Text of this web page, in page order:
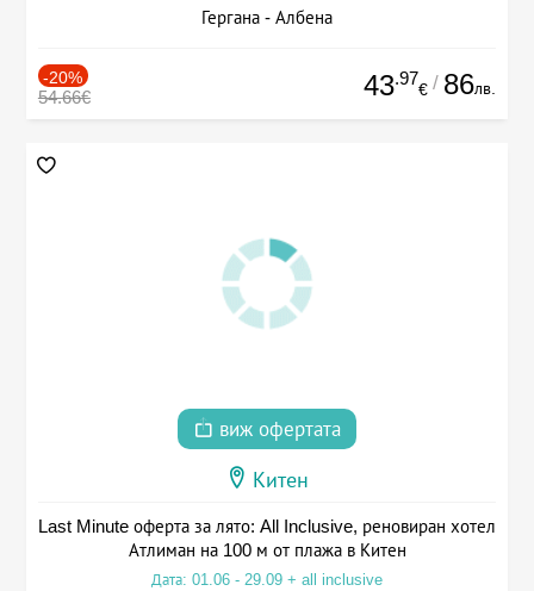
Гергана - Албена
-20%
54.66€ 43.97
€ / 86лв.
виж офертата
Китен
Last Minute оферта за лято: All Inclusive, реновиран хотел
Атлиман на 100 м от плажа в Китен
Дата: 01.06 - 29.09 + all inclusive